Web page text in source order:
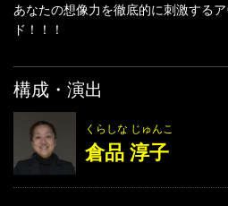
あなたの想像力を徹底的に刺激する
ド！！！
構成・演出
くらしな じゅんこ
倉品 淳子